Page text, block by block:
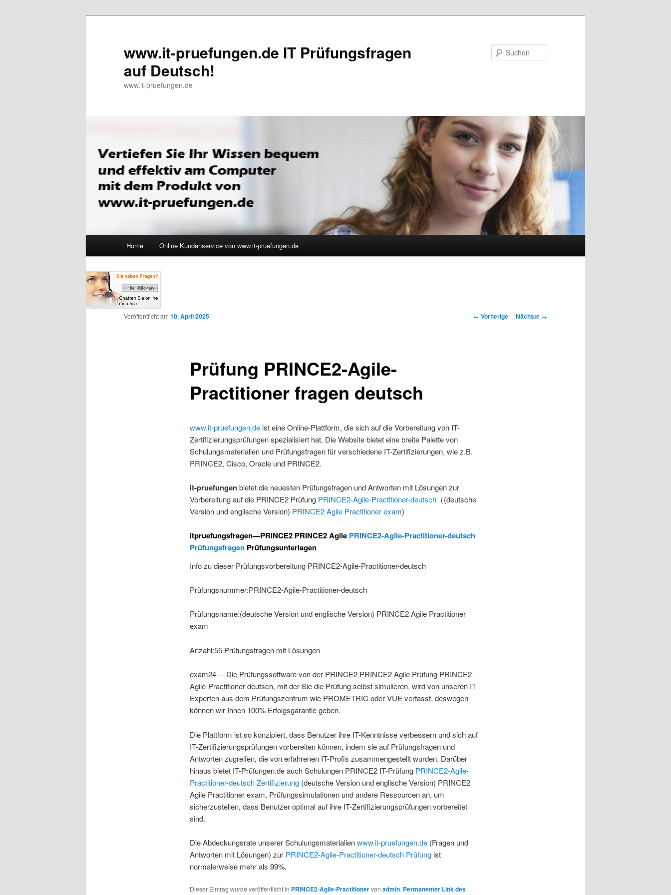
www.it-pruefungen.de IT Prüfungsfragen
auf Deutsch!
www.it-pruefungen.de
Zum Inhalt wechseln
Zum sekundären Inhalt wechseln
Home Online Kundenservice von www.it-pruefungen.de
Artikelnavigation
← Vorherige Nächste →
Prüfung PRINCE2-Agile-
Practitioner fragen deutsch
Veröffentlicht am 10. April 2025
www.it-pruefungen.deist eine Online-Plattform, die sich auf die Vorbereitung von IT-
Zertifizierungsprüfungen spezialisiert hat. Die Website bietet eine breite Palette von
Schulungsmaterialien und Prüfungsfragen für verschiedene IT-Zertifizierungen, wie z.B.
PRINCE2, Cisco, Oracle und PRINCE2.
it-pruefungenbietet die neuesten Prüfungsfragen und Antworten mit Lösungen zur
Vorbereitung auf die PRINCE2 Prüfung PRINCE2-Agile-Practitioner-deutsch（(deutsche
Version und englische Version) PRINCE2 Agile Practitioner exam)
itpruefungsfragen—PRINCE2 PRINCE2 Agile PRINCE2-Agile-Practitioner-deutsch
PrüfungsfragenPrüfungsunterlagen
Info zu dieser Prüfungsvorbereitung PRINCE2-Agile-Practitioner-deutsch
Prüfungsnummer:PRINCE2-Agile-Practitioner-deutsch
Prüfungsname:(deutsche Version und englische Version) PRINCE2 Agile Practitioner
exam
Anzahl:55 Prüfungsfragen mit Lösungen
exam24—-Die Prüfungssoftware von der PRINCE2 PRINCE2 Agile Prüfung PRINCE2-
Agile-Practitioner-deutsch, mit der Sie die Prüfung selbst simulieren, wird von unseren IT-
Experten aus dem Prüfungszentrum wie PROMETRIC oder VUE verfasst, deswegen
können wir Ihnen 100% Erfolgsgarantie geben.
Die Plattform ist so konzipiert, dass Benutzer ihre IT-Kenntnisse verbessern und sich auf
IT-Zertifizierungsprüfungen vorbereiten können, indem sie auf Prüfungsfragen und
Antworten zugreifen, die von erfahrenen IT-Profis zusammengestellt wurden. Darüber
hinaus bietet IT-Prüfungen.de auch Schulungen PRINCE2 IT-Prüfung PRINCE2-Agile-
Practitioner-deutsch Zertifizierung(deutsche Version und englische Version) PRINCE2
Agile Practitioner exam, Prüfungssimulationen und andere Ressourcen an, um
sicherzustellen, dass Benutzer optimal auf ihre IT-Zertifizierungsprüfungen vorbereitet
sind.
Die Abdeckungsrate unserer Schulungsmaterialienwww.it-pruefungen.de(Fragen und
Antworten mit Lösungen) zur PRINCE2-Agile-Practitioner-deutsch Prüfungist
normalerweise mehr als 99%.
Dieser Eintrag wurde veröffentlicht in PRINCE2-Agile-Practitionervon admin. Permanenter Link des